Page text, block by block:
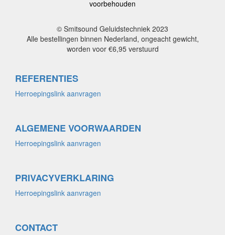
voorbehouden
© Smitsound Geluidstechniek 2023
Alle bestellingen binnen Nederland, ongeacht gewicht,
worden voor €6,95 verstuurd
REFERENTIES
Herroepingslink aanvragen
ALGEMENE VOORWAARDEN
Herroepingslink aanvragen
PRIVACYVERKLARING
Herroepingslink aanvragen
CONTACT